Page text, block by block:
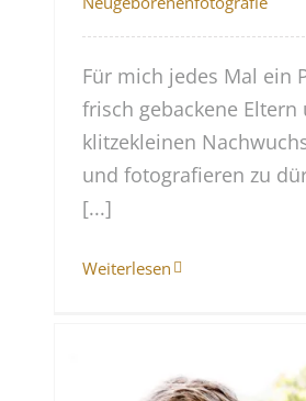
Für mich jedes Mal ein
frisch gebackene Eltern
klitzekleinen
und fotografieren zu
[...]
Weiterlesen